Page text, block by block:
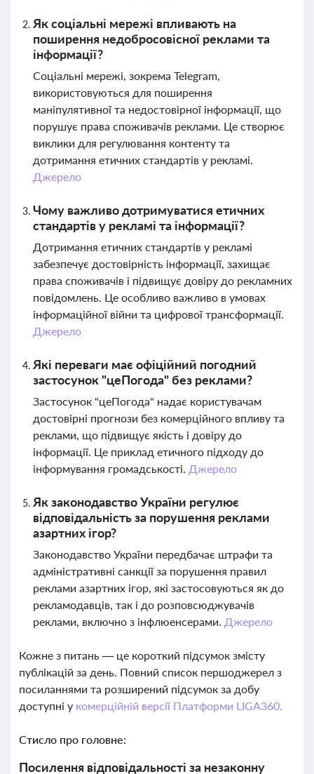
Як соціальні мережі впливають на
поширення недобросовісної реклами та
інформації?
Соціальні мережі, зокрема Telegram,
використовуються для поширення
маніпулятивної та недостовірної інформації, що
порушує права споживачів реклами. Це створює
виклики для регулювання контенту та
дотримання етичних стандартів у рекламі.
Джерело
Чому важливо дотримуватися етичних
стандартів у рекламі та інформації?
Дотримання етичних стандартів у рекламі
забезпечує достовірність інформації, захищає
права споживачів і підвищує довіру до рекламних
повідомлень. Це особливо важливо в умовах
інформаційної війни та цифрової трансформації.
Джерело
Які переваги має офіційний погодний
застосунок "цеПогода" без реклами?
Застосунок "цеПогода" надає користувачам
достовірні прогнози без комерційного впливу та
реклами, що підвищує якість і довіру до
інформації. Це приклад етичного підходу до
інформування громадськості. Джерело
Як законодавство України регулює
відповідальність за порушення реклами
азартних ігор?
Законодавство України передбачає штрафи та
адміністративні санкції за порушення правил
реклами азартних ігор, які застосовуються як до
рекламодавців, так і до розповсюджувачів
реклами, включно з інфлюенсерами. Джерело
Кожне з питань — це короткий підсумок змісту
публікацій за день. Повний список першоджерел з
посиланнями та розширений підсумок за добу
доступні у комерційній версії Платформи LIGA360.
Стисло про головне:
Посилення відповідальності за незаконну